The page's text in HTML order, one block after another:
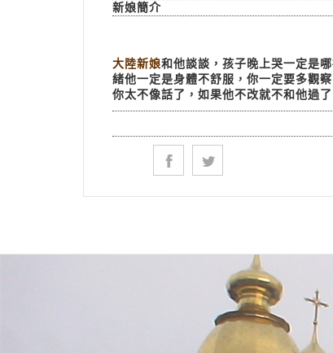
新娘簡介
大陸新娘和他談談，孩子晚上哭一定是
緒他一定是身體不舒服，你一定要多觀
你太不像話了，如果他不改就不和他過